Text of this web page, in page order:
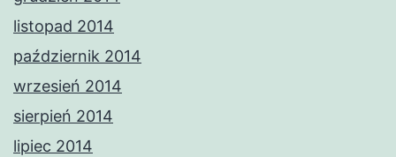
listopad 2014
październik 2014
wrzesień 2014
sierpień 2014
lipiec 2014